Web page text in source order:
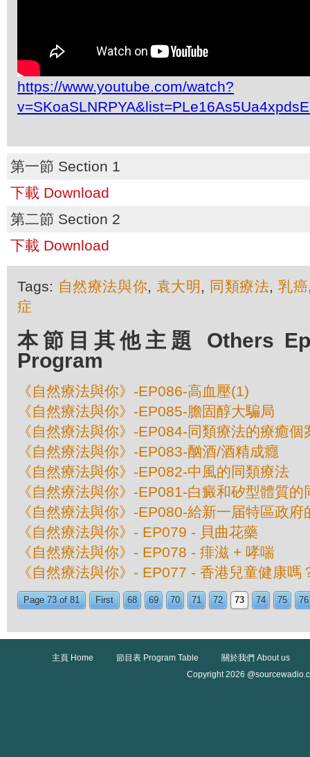
https://www.youtube.com/watch?
第一節 Section 1
下載 Download
第二節 Section 2
下載 Download
Tags: 自然療法與你, 袁大明 , 同類療法,乳癌
症
本節目其他主題 Others
Program
《自然療法與你》-EP086-高血壓(1)
《自然療法與你》-EP085-膽固醇大騙局
《自然療法與你》-EP084-同類療法的療癒
《自然療法與你》-EP083-酗酒/酒精成癮
《自然療法與你》-EP082-中風的同類療法
《自然療法與你》-EP081-白癜和矽型體質
《自然療法與你》-EP080-給新一届特區政
《自然療法與你》- EP079 - 貝曲花藥
《自然療法與你》- EP078 - 痱滋 + 哮喘
《自然療法與你》- EP077 - 香港兒童健康嗎
Page 73 of 81 First 68 69 70 71 72 73 74 75 76
主頁 Home 節目表 Program Table
關於我們 About us
Copyright 2026